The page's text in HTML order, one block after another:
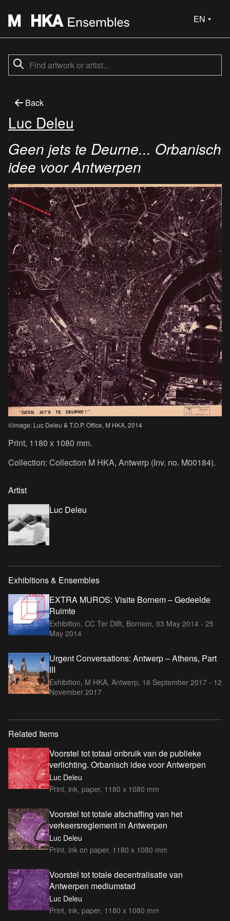
EN
Back
Luc Deleu
Geen jets te Deurne... Orbanisch
idee voor Antwerpen
©image: Luc Deleu & T.O.P. Office, M HKA, 2014
Print, 1180 x 1080 mm.
Collection: Collection M HKA, Antwerp (Inv. no. M00184).
Artist
Luc Deleu
Exhibitions & Ensembles
EXTRA MUROS: Visite Bornem – Gedeelde
Ruimte
Exhibition, CC Ter Dilft, Bornem, 03 May 2014 - 25
May 2014
Urgent Conversations: Antwerp – Athens, Part
III
Exhibition, M HKA, Antwerp, 16 September 2017 - 12
November 2017
Related Items
Voorstel tot totaal onbruik van de publieke
verlichting. Orbanisch idee voor Antwerpen
Luc Deleu
Print, ink, paper, 1180 x 1080 mm
Voorstel tot totale afschaffing van het
verkeersreglement in Antwerpen
Luc Deleu
Print, ink on paper, 1180 x 1080 mm
Voorstel tot totale decentralisatie van
Antwerpen mediumstad
Luc Deleu
Print, ink, paper, 1180 x 1080 mm